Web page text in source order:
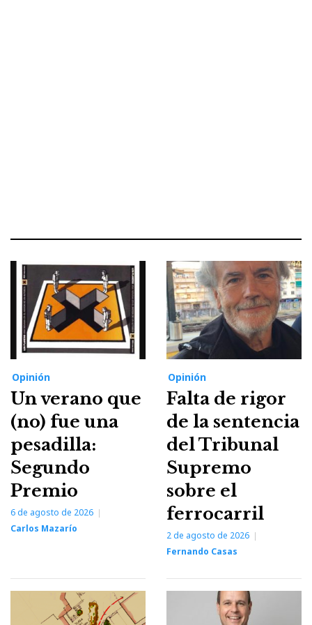
Opinión
Un verano que
(no) fue una
pesadilla:
Segundo
Premio
6 de agosto de 2026
Carlos Mazarío
Opinión
Falta de rigor
de la sentencia
del Tribunal
Supremo
sobre el
ferrocarril
2 de agosto de 2026
Fernando Casas